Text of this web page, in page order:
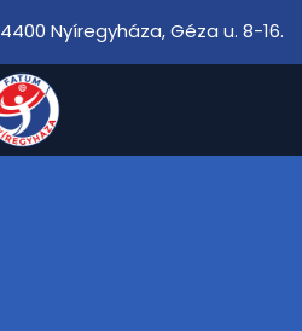
4400 Nyíregyháza, Géza u. 8-16.